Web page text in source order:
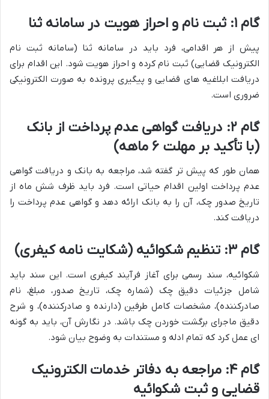
گام ۱: ثبت نام و احراز هویت در سامانه ثنا
پیش از هر اقدامی، فرد باید در سامانه ثنا (سامانه ثبت نام
الکترونیک قضایی) ثبت نام کرده و احراز هویت شود. این اقدام برای
دریافت ابلاغیه های قضایی و پیگیری پرونده به صورت الکترونیکی
ضروری است.
گام ۲: دریافت گواهی عدم پرداخت از بانک
(با تأکید بر مهلت ۶ ماهه)
همان طور که پیش تر گفته شد، مراجعه به بانک و دریافت گواهی
عدم پرداخت اولین اقدام حیاتی است. فرد باید ظرف شش ماه از
تاریخ صدور چک، آن را به بانک ارائه دهد و گواهی عدم پرداخت را
دریافت کند.
گام ۳: تنظیم شکوائیه (شکایت نامه کیفری)
شکوائیه، سند رسمی برای آغاز فرآیند کیفری است. این سند باید
شامل جزئیات دقیق چک (شماره چک، تاریخ صدور، مبلغ، نام
صادرکننده)، مشخصات کامل طرفین (دارنده و صادرکننده)، و شرح
دقیق ماجرای برگشت خوردن چک باشد. در نگارش آن، باید به گونه
ای عمل کرد که تمام ادله و مستندات به وضوح بیان شود.
گام ۴: مراجعه به دفاتر خدمات الکترونیک
قضایی و ثبت شکوائیه